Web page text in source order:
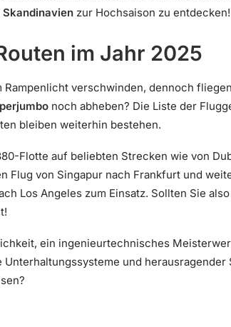
Skandinavien zur Hochsaison zu entdecken!
im Jahr 2025
Rampenlicht verschwinden, dennoch
noch abheben? Die Liste der
bleiben weiterhin bestehen.
Flotte auf beliebten Strecken wie von
Flug von Singapur nach Frankfurt und
Los Angeles zum Einsatz. Sollten Sie
ein ingenieurtechnisches
und